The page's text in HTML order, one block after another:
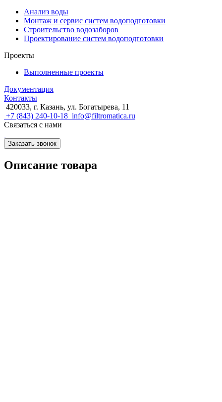
Анализ воды
Монтаж и сервис систем водоподготовки
Строительство водозаборов
Проектирование систем водоподготовки
Проекты
Выполненные проекты
Документация
Контакты
420033, г. Казань, ул. Богатырева, 11
+7 (843) 240-10-18 info@filtromatica.ru
Связаться с нами
Заказать звонок
Описание товара